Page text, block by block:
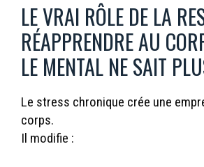
LE VRAI RÔLE DE LA
RÉAPPRENDRE AU
LE MENTAL NE SAIT
Le stress chronique crée une
corps.
Il modifie :